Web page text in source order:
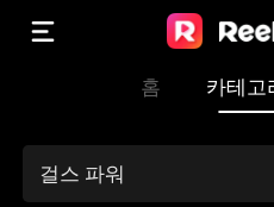
홈 카테고
걸스 파워